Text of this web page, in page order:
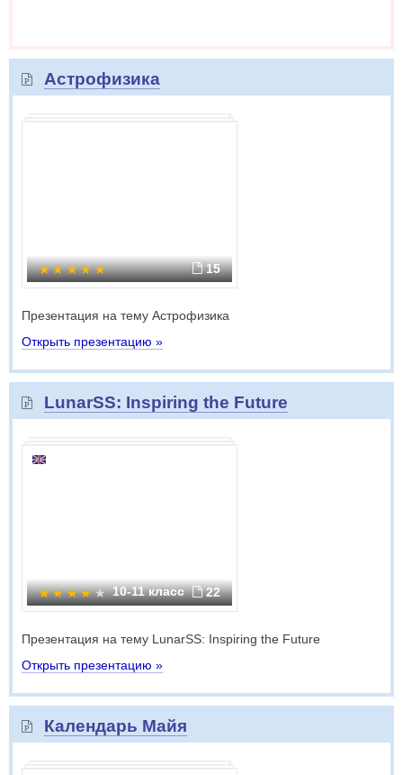
Астрофизика
15
Презентация на тему Астрофизика
Открыть презентацию »
LunarSS: Inspiring the Future
10-11 класс 22
Презентация на тему LunarSS: Inspiring the Future
Открыть презентацию »
Календарь Майя